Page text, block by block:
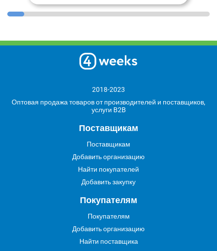
2018-2023
Оптовая продажа товаров от производителей и поставщиков,
услуги B2B
Поставщикам
Поставщикам
Добавить организацию
Найти покупателей
Добавить закупку
Покупателям
Покупателям
Добавить организацию
Найти поставщика